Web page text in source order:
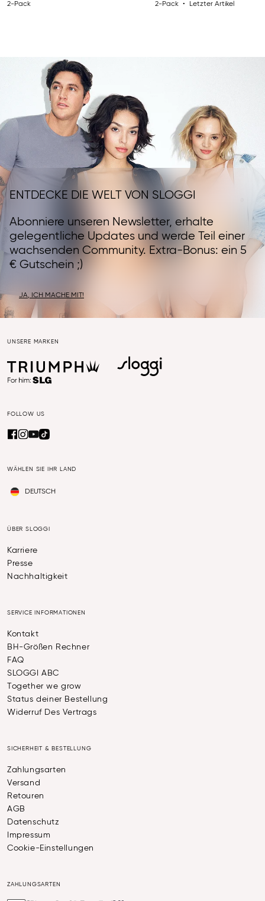
2-Pack 2-Pack Letzter Artikel
ENTDECKE DIE WELT VON SLOGGI
Abonniere unseren Newsletter, erhalte
gelegentliche Updates und werde Teil einer
wachsenden Community. Extra-Bonus: ein 5
€ Gutschein ;)
JA, ICH MACHE MIT!
UNSERE MARKEN
FOLLOW US
WÄHLEN SIE IHR LAND
DEUTSCH
ÜBER SLOGGI
Karriere
Presse
Nachhaltigkeit
SERVICE INFORMATIONEN
Kontakt
BH-Größen Rechner
FAQ
SLOGGI ABC
Together we grow
Status deiner Bestellung
Widerruf Des Vertrags
SICHERHEIT & BESTELLUNG
Zahlungsarten
Versand
Retouren
AGB
Datenschutz
Impressum
Cookie-Einstellungen
ZAHLUNGSARTEN